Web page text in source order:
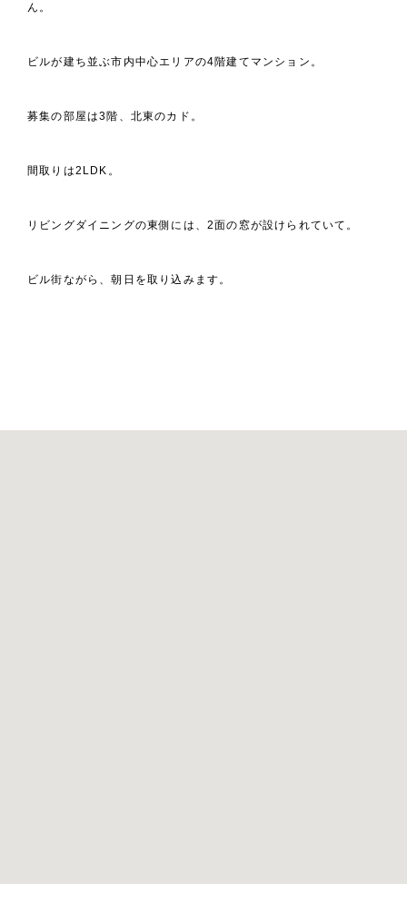
ん。
ビルが建ち並ぶ市内中心エリアの4階建てマンション。
募集の部屋は3階、北東のカド。
間取りは2LDK。
リビングダイニングの東側には、2面の窓が設けられていて。
ビル街ながら、朝日を取り込みます。